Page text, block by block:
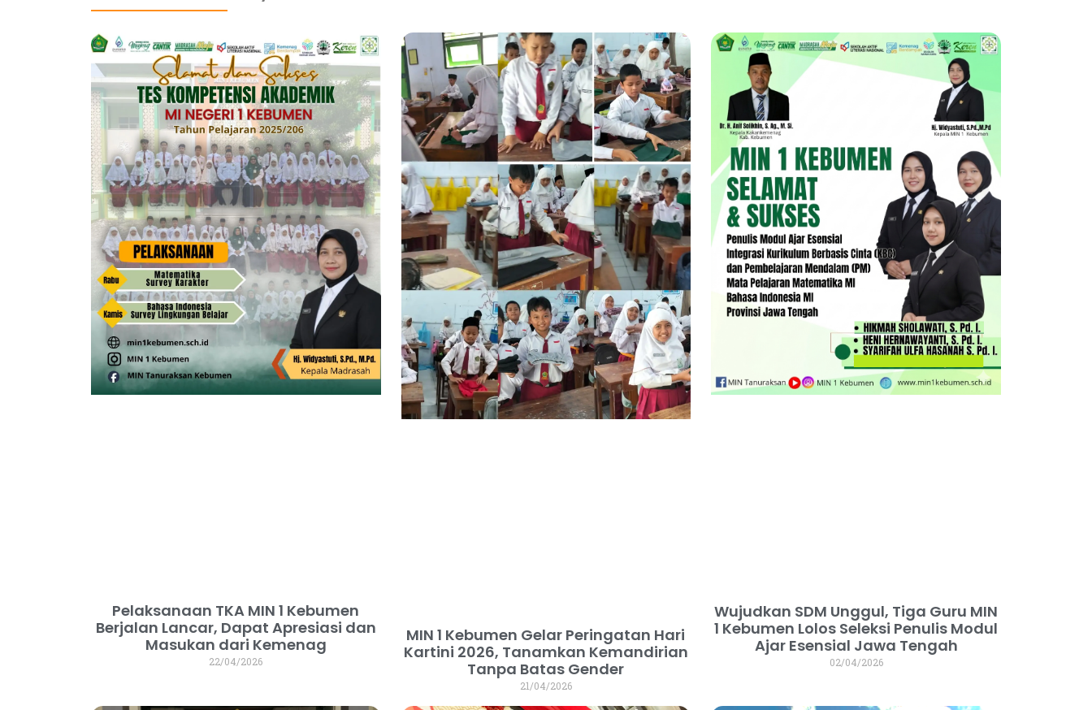
Pelaksanaan TKA MIN 1 Kebumen
Berjalan Lancar, Dapat Apresiasi dan
Masukan dari Kemenag
22/04/2026
MIN 1 Kebumen Gelar Peringatan Hari
Kartini 2026, Tanamkan Kemandirian
Tanpa Batas Gender
21/04/2026
Wujudkan SDM Unggul, Tiga Guru MIN
1 Kebumen Lolos Seleksi Penulis Modul
Ajar Esensial Jawa Tengah
02/04/2026